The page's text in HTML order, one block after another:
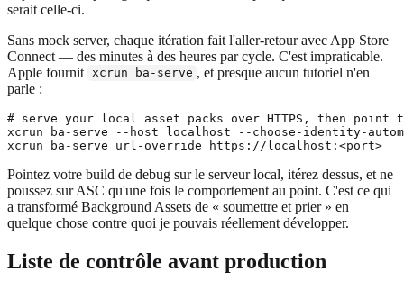
serait celle-ci.
Sans mock server, chaque itération fait l'aller-retour avec App Store
Connect — des minutes à des heures par cycle. C'est impraticable.
Apple fournit xcrun ba-serve , et presque aucun tutoriel n'en
parle :
# serve your local asset packs over HTTPS, then point
xcrun ba-serve --host localhost --choose-identity-
Pointez votre build de debug sur le serveur local, itérez dessus, et ne
poussez sur ASC qu'une fois le comportement au point. C'est ce qui
a transformé Background Assets de « soumettre et prier » en
quelque chose contre quoi je pouvais réellement développer.
Liste de contrôle avant production